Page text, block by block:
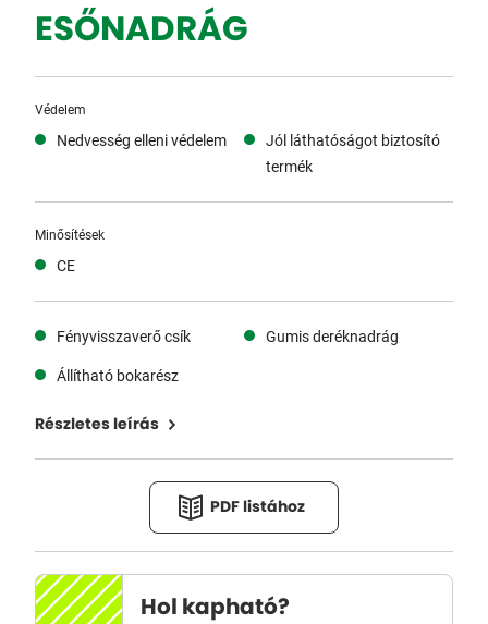
ESŐNADRÁG
Védelem
Nedvesség elleni védelem
Jól láthatóságot biztosító
termék
Minősítések
CE
Fényvisszaverő csík
Gumis deréknadrág
Állítható bokarész
Részletes leírás
PDF listához
Hol kapható?